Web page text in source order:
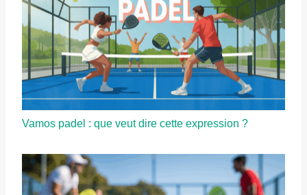
Vamos padel : que veut dire cette expression ?